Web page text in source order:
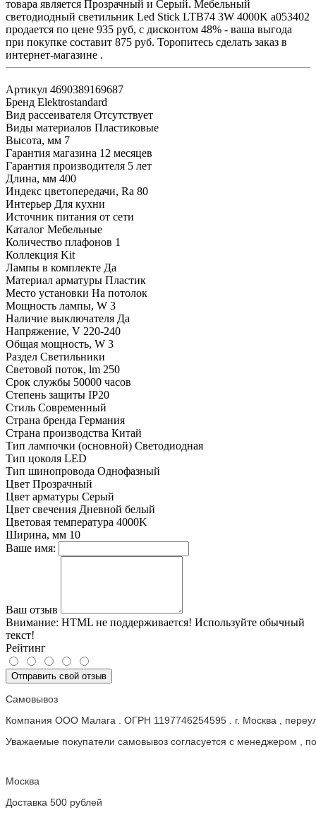
товара является Прозрачный и Серый. Мебельный
светодиодный светильник Led Stick LTB74 3W 4000K a053402
продается по цене 935 руб, с дисконтом 48% - ваша выгода
при покупке составит 875 руб. Торопитесь сделать заказ в
интернет-магазине .
Артикул 4690389169687
Бренд Elektrostandard
Вид рассеивателя Отсутствует
Виды материалов Пластиковые
Высота, мм 7
Гарантия магазина 12 месяцев
Гарантия производителя 5 лет
Длина, мм 400
Индекс цветопередачи, Ra 80
Интерьер Для кухни
Источник питания от сети
Каталог Мебельные
Количество плафонов 1
Коллекция Kit
Лампы в комплекте Да
Материал арматуры Пластик
Место установки На потолок
Мощность лампы, W 3
Наличие выключателя Да
Напряжение, V 220-240
Общая мощность, W 3
Раздел Светильники
Световой поток, lm 250
Срок службы 50000 часов
Степень защиты IP20
Стиль Современный
Страна бренда Германия
Страна производства Китай
Тип лампочки (основной) Светодиодная
Тип цоколя LED
Тип шинопровода Однофазный
Цвет Прозрачный
Цвет арматуры Серый
Цвет свечения Дневной белый
Цветовая температура 4000K
Ширина, мм 10
Ваше имя:
Ваш отзыв
Внимание: HTML не поддерживается! Используйте обычный
текст!
Рейтинг
Отправить свой отзыв
Самовывоз
Компания ООО Малага . ОГРН 1197746254595 . г. Москва ,
Уважаемые покупатели самовывоз согласуется с менеджером ,
Москва
Доставка 500 рублей